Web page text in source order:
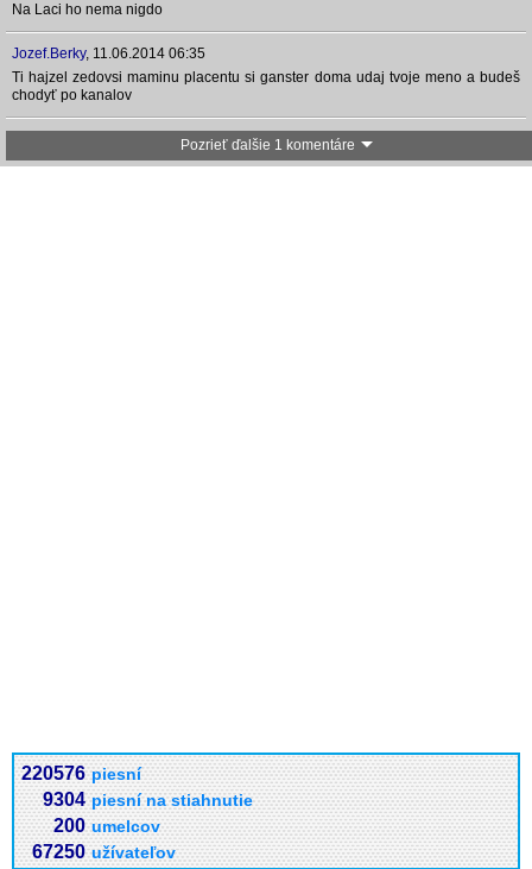
Na Laci ho nema nigdo
Jozef.Berky, 11.06.2014 06:35
Ti hajzel zedovsi maminu placentu si ganster doma udaj tvoje meno a budeš
chodyť po kanalov
Pozrieť ďalšie 1 komentáre
220576 piesní
9304 piesní na stiahnutie
200 umelcov
67250 užívateľov